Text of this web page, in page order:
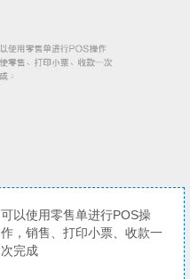
可以使用零售单进行POS操
作，销售、打印小票、收款一
次完成